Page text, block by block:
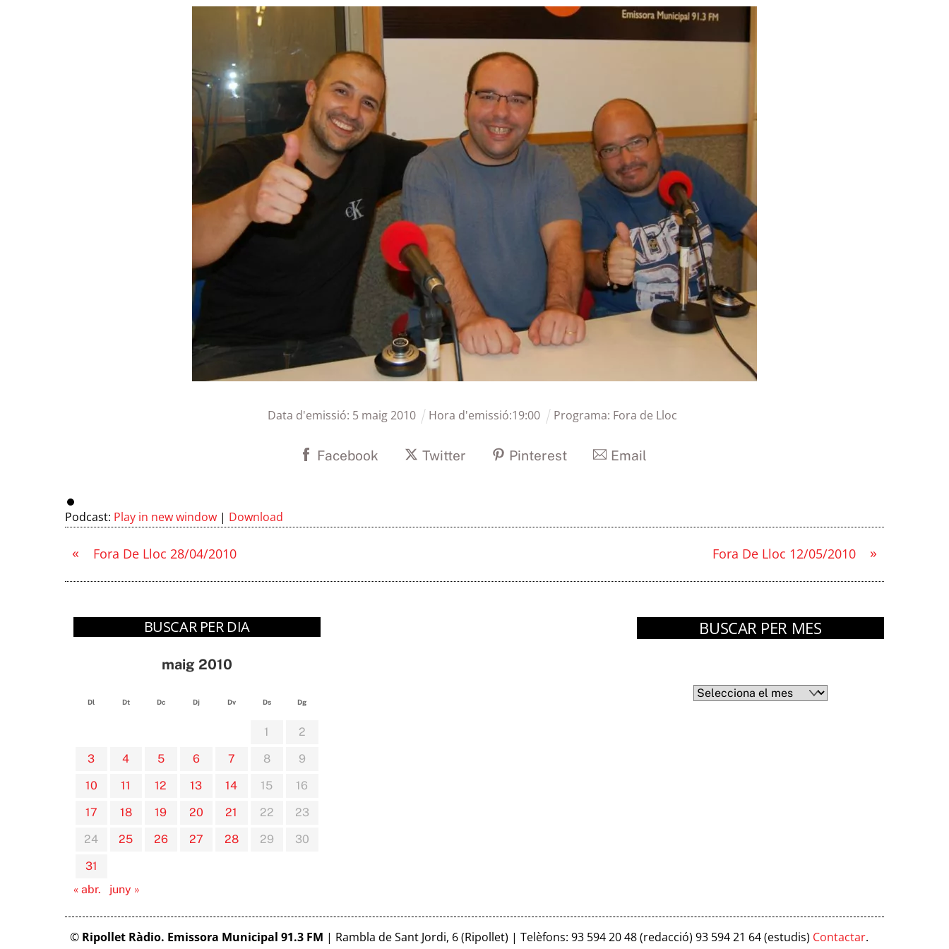
Data d'emissió: 5 maig 2010 Hora d'emissió:19:00 Programa: Fora de Lloc
Facebook Twitter Pinterest Email
Podcast: Play in new window | Download
« Fora De Lloc 28/04/2010 »
Fora De Lloc 12/05/2010
BUSCAR PER DIA
maig 2010
Dl Dt Dc Dj Dv Ds Dg
1
2
3
4 5 6 7 8
9
10
11 12 13 14 15
16
17
18 19 20 21 22
23
24
25 26 27 28 29
30
31
« abr.
juny »
BUSCAR PER MES
Arxius
© Ripollet Ràdio. Emissora Municipal 91.3 FM | Rambla de Sant Jordi, 6 (Ripollet) | Telèfons: 93 594 20 48 (redacció) 93 594 21 64 (estudis) Contactar.